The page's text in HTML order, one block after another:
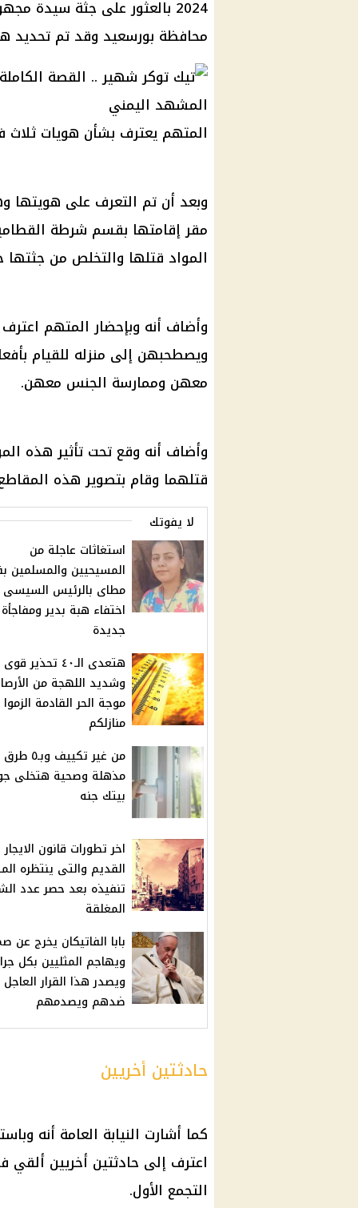
محافظة بورسعيد وقد تم تحديد
المتهم يعترف بشأن هويات ثلاث
وبعد أن تم التعرف على هويتها
مقر إقامتها بقسم شرطة
المواد قتلها والتخلص من جثتها
وأضاف أنه وبإحضار المتهم
ويصطحبهن إلى منزله للقيام
معهن وممارسة الجنس معهن.
وأضاف أنه وقع تحت تأثير هذه
قتلهما وقام بتصوير هذه
لا يفوتك
استغاثات عاجلة من
المسيحيين والمسلمين
مطاى بالرئيس السيسى
اختفاء هبة بدير ومفاجأة
جديدة
هتعدى الـ٤٠ تحذير قوى
وشديد اللهجة من
موجة الحر القادمة الزموا
منازلكم
من غير تكييف وبـ٥ طرق
مذهلة وصحية هتخلى
بيتك جنه
اخر تطورات قانون الايجار
القديم والتى ينتظره
تنفيذه بعد حصر عدد
المغلقة
بابا الفاتيكان يخرج عن
ويهاجم المثليين بكل
ويصدر هذا القرار العاجل
ضدهم ويصدمهم
حادثتين أخريين
كما أشارت النيابة العامة أنه
اعترف إلى حادثتين أخريين
التجمع الأول.